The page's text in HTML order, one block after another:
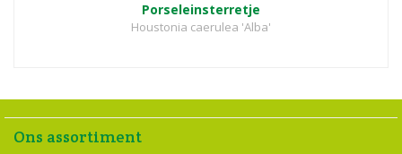
Porseleinsterretje
Houstonia caerulea 'Alba'
Ons assortiment